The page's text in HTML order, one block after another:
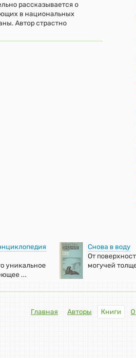
рассказывается о
в национальных
Автор страстно
уникальное
...
Снова в воду
От
могучей
Главная Авторы Книги О